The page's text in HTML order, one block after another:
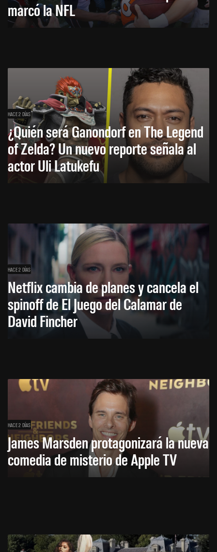
marcó la NFL
HACE 2 DÍAS
¿Quién será Ganondorf en The Legend
of Zelda? Un nuevo reporte señala al
actor Uli Latukefu
HACE 2 DÍAS
Netflix cambia de planes y cancela el
spinoff de El Juego del Calamar de
David Fincher
HACE 2 DÍAS
James Marsden protagonizará la nueva
comedia de misterio de Apple TV